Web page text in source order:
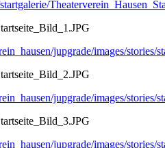
jupgrade/images/
jupgrade/images/
jupgrade/images/